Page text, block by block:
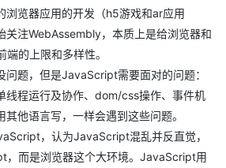
浏览器应用的开发（h5游戏和ar应用
关注WebAssembly，本质上是给浏览器和
的上限和多样性。
问题，但是JavaScript需要面对的问题：
线程运行及协作、dom/css操作、事件机
他语言写，一样会遇到这些问题。
，认为JavaScript混乱并反直觉，
，而是浏览器这个大环境。JavaScript用